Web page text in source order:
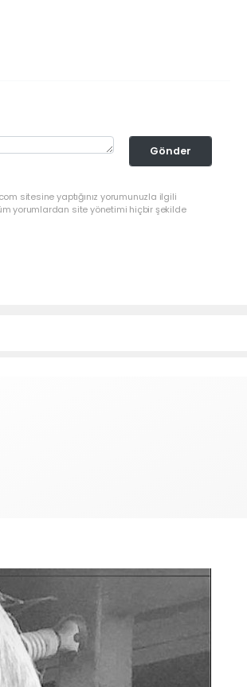
Gönder
sitesine yaptığınız yorumunuzla ilgili
yorumlardan site yönetimi hiçbir şekilde